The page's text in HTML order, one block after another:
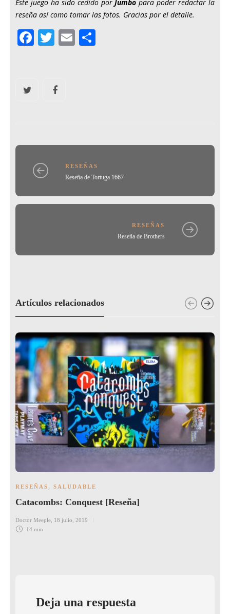
Este juego ha sido cedido porJumbopara poder redactar la
reseña así como tomar las fotos. Gracias por el detalle.
F
o
k
T
er
E
RESEÑAS
Reseña de Tortuga 1667
RESEÑAS
Reseña de Brothers
Artículos relacionados
RESEÑAS, SALUDABLE
Catacombs: Conquest [Reseña]
Doctor Meeple 18 julio, 2019
14 min
Deja una respuesta